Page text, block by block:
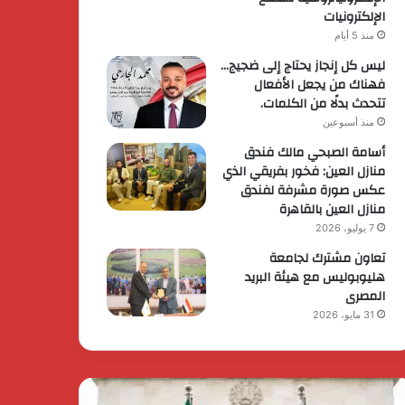
الإلكترونيات
منذ 5 أيام
ليس كل إنجاز يحتاج إلى ضجيج…
فهناك من يجعل الأفعال
تتحدث بدلًا من الكلمات.
منذ أسبوعين
أسامة الصبحي مالك فندق
منازل العين: فخور بفريقي الذي
عكس صورة مشرفة لفندق
منازل العين بالقاهرة
7 يوليو، 2026
تعاون مشترك لجامعة
هليوبوليس مع هيئة البريد
المصرى
31 مايو، 2026
الرئيس